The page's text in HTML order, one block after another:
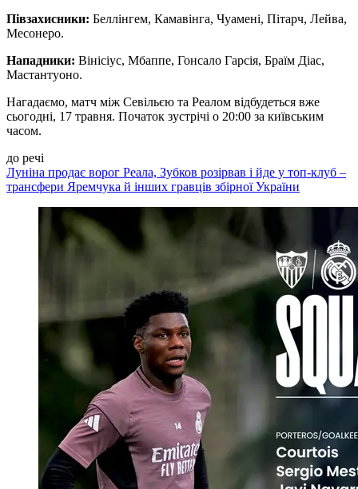
Півзахисники: Беллінгем, Камавінга, Чуамені, Пітарч, Лейва,
Месонеро.
Нападники: Вінісіус, Мбаппе, Гонсало Гарсія, Браїм Діас,
Мастантуоно.
Нагадаємо, матч між Севільєю та Реалом відбудеться вже
сьогодні, 17 травня. Початок зустрічі о 20:00 за київським
часом.
до речі
Луніна продає ворог Реала, Зубков розірвав і йде у топ-клуб –
трансфери Яремчука й інших гравців збірної України